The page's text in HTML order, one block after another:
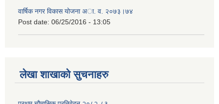
वार्षिक नगर विकास योजना अा. व. २०७३।७४
Post date: 06/25/2016 - 13:05
लेखा शाखाको सुचनाहरु